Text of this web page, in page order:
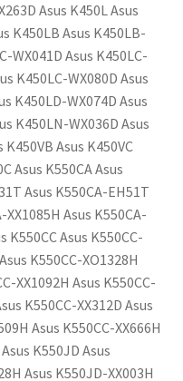
Asus K450L Asus
K450LB Asus K450LB-
WX041D Asus K450LC-
K450LC-WX080D Asus
K450LD-WX074D Asus
K450LN-WX036D Asus
Asus K450VC
Asus K550CA Asus
Asus K550CA-EH51T
Asus K550CA-
K550CC Asus K550CC-
K550CC-XO1328H
XX1092H Asus K550CC-
K550CC-XX312D Asus
Asus K550CC-XX666H
K550JD Asus
Asus K550JD-XX003H